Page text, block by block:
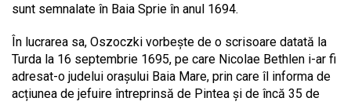
sunt semnalate în Baia Sprie în anul 1694.
În lucrarea sa, Oszoczki vorbește de o scrisoare datată la
Turda la 16 septembrie 1695, pe care Nicolae Bethlen i-ar fi
adresat-o judelui orașului Baia Mare, prin care îl informa de
acțiunea de jefuire întreprinsă de Pintea și de încă 35 de